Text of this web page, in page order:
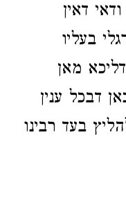
דאין
בעליו
מאן
דבכל ענין
בעד רבינו